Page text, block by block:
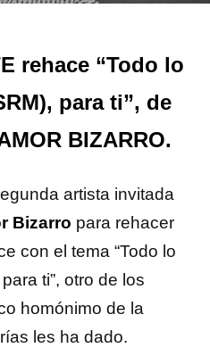
rehace “Todo lo
para ti”, de
BIZARRO.
artista invitada
Bizarro para rehacer
con el tema “Todo lo
ti”, otro de los
homónimo de la
les ha dado.